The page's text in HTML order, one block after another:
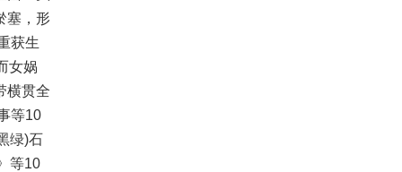
塞，形
获生
女娲
横贯全
等10
绿)石
等10